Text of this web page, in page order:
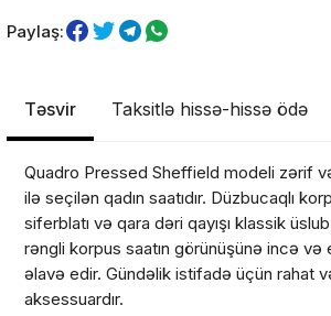
Paylaş:
Təsvir Taksitlə hissə-hissə ödə
Quadro Pressed Sheffield modeli zərif
ilə seçilən qadın saatıdır. Düzbucaqlı
siferblatı və qara dəri qayışı klassik üslub
rəngli korpus saatın görünüşünə incə və
əlavə edir. Gündəlik istifadə üçün rahat
aksessuardır.